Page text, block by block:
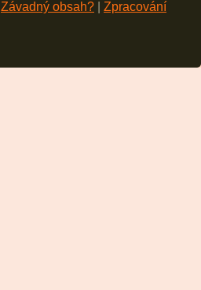
Závadný obsah?
Zpracování